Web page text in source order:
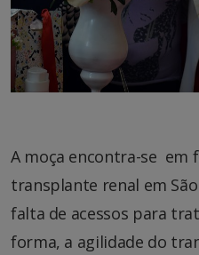
A moça encontra-se em
transplante renal em
falta de acessos para
forma, a agilidade do